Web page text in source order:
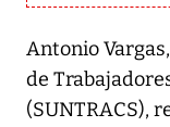
Antonio
de
(SUNTRACS),